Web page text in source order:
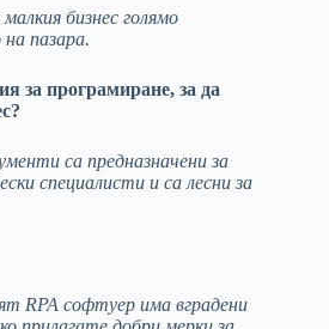
бизнес голямо
пазара.
за програмиране, за да
са предназначени за
специалисти и са лесни за
RPA софтуер има вградени